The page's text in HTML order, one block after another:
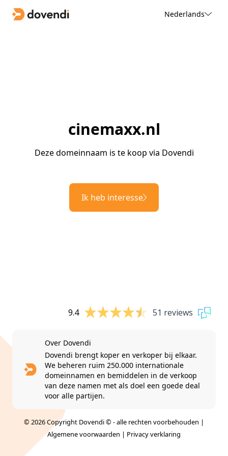
Nederlands
cinemaxx.nl
Deze domeinnaam is te koop via Dovendi
Ik heb interesse
9.4 51 reviews
Over Dovendi
Dovendi brengt koper en verkoper bij elkaar.
We beheren ruim 250.000 internationale
domeinnamen en bemiddelen in de verkoop
van deze namen met als doel een goede deal
voor alle partijen.
© 2026 Copyright Dovendi © - alle rechten voorbehouden |
Algemene voorwaarden | Privacy verklaring